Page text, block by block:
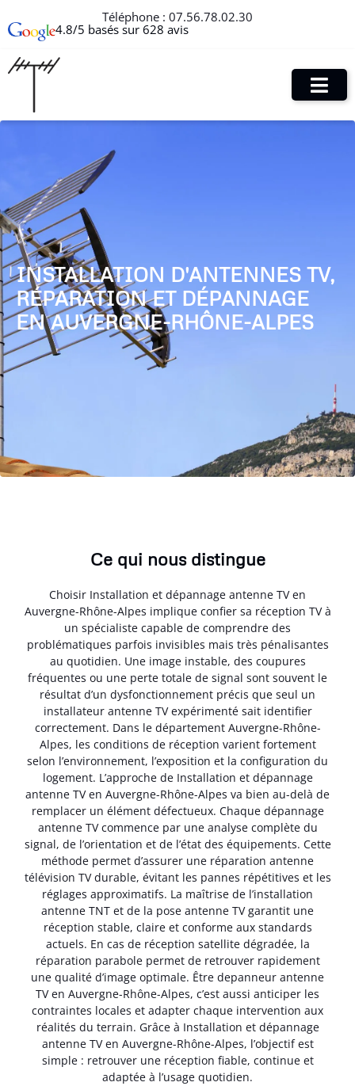
Téléphone : 07.56.78.02.30
4.8/5 basés sur 628 avis
INSTALLATION D'ANTENNES TV,
RÉPARATION ET DÉPANNAGE
EN AUVERGNE-RHÔNE-ALPES
Ce qui nous distingue
Choisir Installation et dépannage antenne TV en
Auvergne-Rhône-Alpes implique confier sa réception TV à
un spécialiste capable de comprendre des
problématiques parfois invisibles mais très pénalisantes
au quotidien. Une image instable, des coupures
fréquentes ou une perte totale de signal sont souvent le
résultat d’un dysfonctionnement précis que seul un
installateur antenne TV expérimenté sait identifier
correctement. Dans le département Auvergne-Rhône-
Alpes, les conditions de réception varient fortement
selon l’environnement, l’exposition et la configuration du
logement. L’approche de Installation et dépannage
antenne TV en Auvergne-Rhône-Alpes va bien au-delà de
remplacer un élément défectueux. Chaque dépannage
antenne TV commence par une analyse complète du
signal, de l’orientation et de l’état des équipements. Cette
méthode permet d’assurer une réparation antenne
télévision TV durable, évitant les pannes répétitives et les
réglages approximatifs. La maîtrise de l’installation
antenne TNT et de la pose antenne TV garantit une
réception stable, claire et conforme aux standards
actuels. En cas de réception satellite dégradée, la
réparation parabole permet de retrouver rapidement
une qualité d’image optimale. Être depanneur antenne
TV en Auvergne-Rhône-Alpes, c’est aussi anticiper les
contraintes locales et adapter chaque intervention aux
réalités du terrain. Grâce à Installation et dépannage
antenne TV en Auvergne-Rhône-Alpes, l’objectif est
simple : retrouver une réception fiable, continue et
adaptée à l’usage quotidien.